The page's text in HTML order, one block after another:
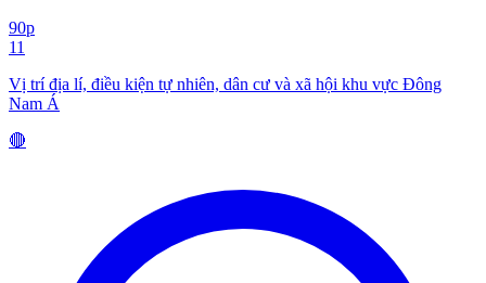
90p
11
Vị trí địa lí, điều kiện tự nhiên, dân cư và xã hội khu vực Đông
Nam Á
🔴